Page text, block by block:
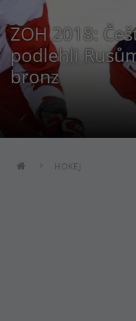
ZOH 2018:
podlehli
bronz
HOKEJ